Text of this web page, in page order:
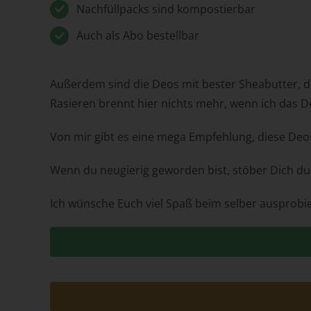
Nachfüllpacks sind kompostierbar
Auch als Abo bestellbar
Außerdem sind die Deos mit bester Sheabutter,
Rasieren brennt hier nichts mehr, wenn ich das
Von mir gibt es eine mega Empfehlung, diese
Wenn du neugierig geworden bist, stöber Dich
Ich wünsche Euch viel Spaß beim selber